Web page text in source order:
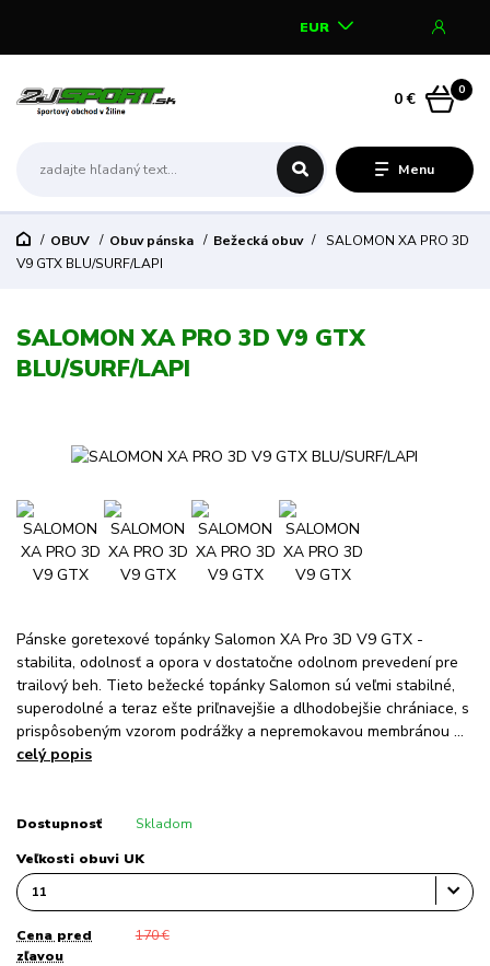
Menu
EUR
0
0 €
OBUV Obuv pánska Bežecká obuv
SALOMON XA PRO 3D
V9 GTX BLU/SURF/LAPI
SALOMON XA PRO 3D V9 GTX
BLU/SURF/LAPI
Pánske goretexové topánky Salomon XA Pro 3D V9 GTX -
stabilita, odolnosť a opora v dostatočne odolnom prevedení pre
trailový beh. Tieto bežecké topánky Salomon sú veľmi stabilné,
superodolné a teraz ešte priľnavejšie a dlhodobejšie chrániace, s
prispôsobeným vzorom podrážky a nepremokavou membránou ...
celý popis
Dostupnosť Skladom
Veľkosti obuvi UK
Cena pred
zľavou
170 €